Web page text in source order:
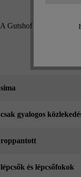
A Gutshof roppantott
sima
csak gyalogos
roppantott
lépcsők és lépcsőfokok